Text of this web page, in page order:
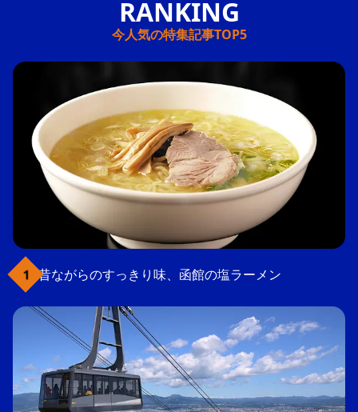
今人気の特集記事TOP5
昔ながらのすっきり味、函館の塩ラーメン